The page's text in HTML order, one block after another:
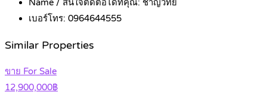
Name / สนใจติดต่อได้ที่คุณ: ชาญวิทย์
เบอร์โทร: 0964644555
Similar Properties
ขาย For Sale
12,900,000฿